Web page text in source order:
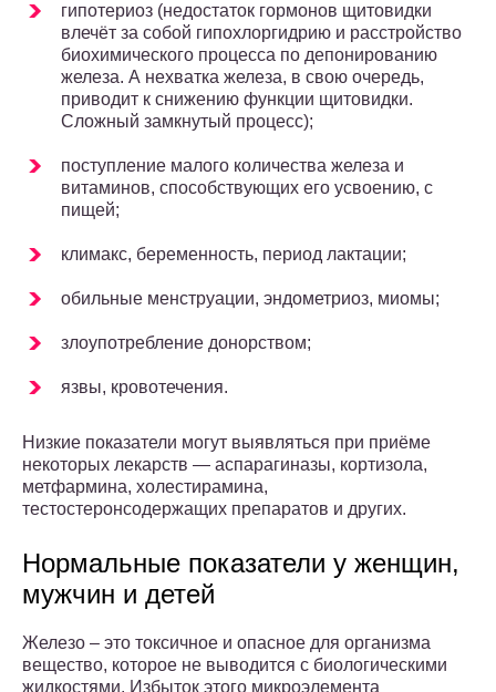
гипотериоз (недостаток гормонов щитовидки
влечёт за собой гипохлоргидрию и расстройство
биохимического процесса по депонированию
железа. А нехватка железа, в свою очередь,
приводит к снижению функции щитовидки.
Сложный замкнутый процесс);
поступление малого количества железа и
витаминов, способствующих его усвоению, с
пищей;
климакс, беременность, период лактации;
обильные менструации, эндометриоз, миомы;
злоупотребление донорством;
язвы, кровотечения.
Низкие показатели могут выявляться при приёме
некоторых лекарств — аспарагиназы, кортизола,
метфармина, холестирамина,
тестостеронсодержащих препаратов и других.
Нормальные показатели у женщин,
мужчин и детей
Железо – это токсичное и опасное для организма
вещество, которое не выводится с биологическими
жидкостями. Избыток этого микроэлемента